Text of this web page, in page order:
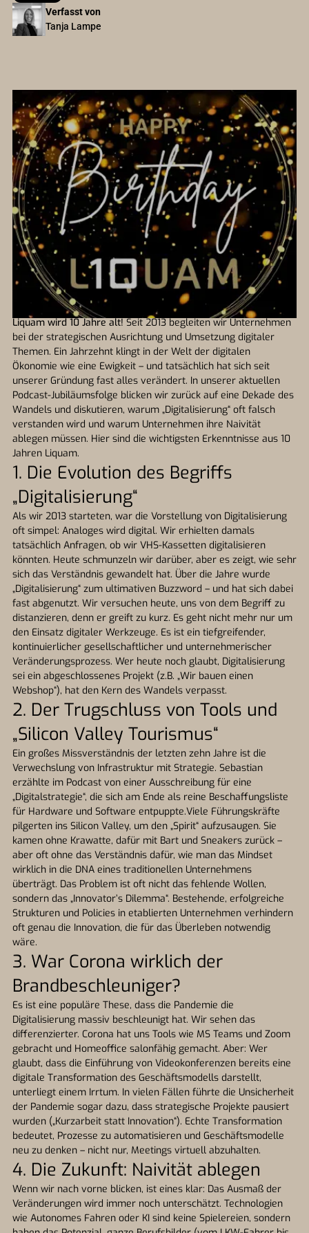
Verfasst von
Tanja Lampe
Liquam wird 10 Jahre alt!Seit 2013 begleiten wir Unternehmen
bei der strategischen Ausrichtung und Umsetzung digitaler
Themen. Ein Jahrzehnt klingt in der Welt der digitalen
Ökonomie wie eine Ewigkeit – und tatsächlich hat sich seit
unserer Gründung fast alles verändert. In unserer aktuellen
Podcast-Jubiläumsfolge blicken wir zurück auf eine Dekade des
Wandels und diskutieren, warum „Digitalisierung“ oft falsch
verstanden wird und warum Unternehmen ihre Naivität
ablegen müssen. Hier sind die wichtigsten Erkenntnisse aus 10
Jahren Liquam.
1. Die Evolution des Begriffs
„Digitalisierung“
Als wir 2013 starteten, war die Vorstellung von Digitalisierung
oft simpel: Analoges wird digital. Wir erhielten damals
tatsächlich Anfragen, ob wir VHS-Kassetten digitalisieren
könnten. Heute schmunzeln wir darüber, aber es zeigt, wie sehr
sich das Verständnis gewandelt hat. Über die Jahre wurde
„Digitalisierung“ zum ultimativen Buzzword – und hat sich dabei
fast abgenutzt. Wir versuchen heute, uns von dem Begriff zu
distanzieren, denn er greift zu kurz. Es geht nicht mehr nur um
den Einsatz digitaler Werkzeuge. Es ist ein tiefgreifender,
kontinuierlicher gesellschaftlicher und unternehmerischer
Veränderungsprozess. Wer heute noch glaubt, Digitalisierung
sei ein abgeschlossenes Projekt (z.B. „Wir bauen einen
Webshop“), hat den Kern des Wandels verpasst.
2. Der Trugschluss von Tools und
„Silicon Valley Tourismus“
Ein großes Missverständnis der letzten zehn Jahre ist die
Verwechslung von Infrastruktur mit Strategie. Sebastian
erzählte im Podcast von einer Ausschreibung für eine
„Digitalstrategie“, die sich am Ende als reine Beschaffungsliste
für Hardware und Software entpuppte.Viele Führungskräfte
pilgerten ins Silicon Valley, um den „Spirit“ aufzusaugen. Sie
kamen ohne Krawatte, dafür mit Bart und Sneakers zurück –
aber oft ohne das Verständnis dafür, wie man das Mindset
wirklich in die DNA eines traditionellen Unternehmens
überträgt. Das Problem ist oft nicht das fehlende Wollen,
sondern das „Innovator’s Dilemma“. Bestehende, erfolgreiche
Strukturen und Policies in etablierten Unternehmen verhindern
oft genau die Innovation, die für das Überleben notwendig
wäre.
3. War Corona wirklich der
Brandbeschleuniger?
Es ist eine populäre These, dass die Pandemie die
Digitalisierung massiv beschleunigt hat. Wir sehen das
differenzierter. Corona hat uns Tools wie MS Teams und Zoom
gebracht und Homeoffice salonfähig gemacht. Aber: Wer
glaubt, dass die Einführung von Videokonferenzen bereits eine
digitale Transformation des Geschäftsmodells darstellt,
unterliegt einem Irrtum. In vielen Fällen führte die Unsicherheit
der Pandemie sogar dazu, dass strategische Projekte pausiert
wurden („Kurzarbeit statt Innovation“). Echte Transformation
bedeutet, Prozesse zu automatisieren und Geschäftsmodelle
neu zu denken – nicht nur, Meetings virtuell abzuhalten.
4. Die Zukunft: Naivität ablegen
Wenn wir nach vorne blicken, ist eines klar: Das Ausmaß der
Veränderungen wird immer noch unterschätzt. Technologien
wie Autonomes Fahren oder KI sind keine Spielereien, sondern